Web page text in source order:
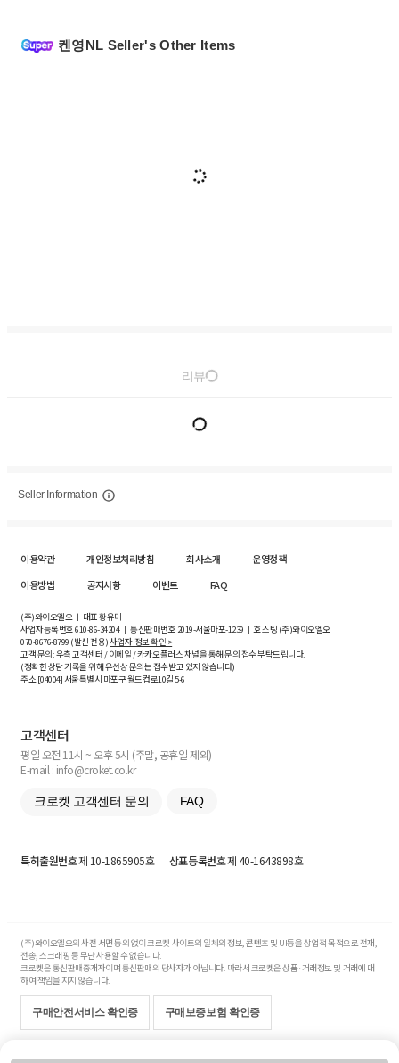
켄영NL Seller's Other Items
리뷰
Seller Information
이용약관 개인정보처리방침 회사소개
운영정책
이용방법
공지사항 이벤트 FAQ
(주)와이오엘오 ㅣ 대표 황유미
사업자등록번호610-86-34204ㅣ 통신판매번호 2019-서울마포-1239 ㅣ 호스팅 (주)와이오엘오
070-8676-8799 (발신 전용)사업자 정보 확인 >
고객 문의: 우측 고객센터 / 이메일 / 카카오플러스 채널을 통해 문의 접수 부탁드립니다.
(정확한 상담 기록을 위해 유선상 문의는 접수받고 있지 않습니다)
주소 [04004] 서울특별시 마포구 월드컵로10길5-6
고객센터
평일 오전 11시 ~ 오후 5시 (주말, 공휴일 제외)
E-mail : info@croket.co.kr
크로켓 고객센터 문의 FAQ
특허출원번호제 10-1865905호 상표등록번호제 40-1643898호
(주)와이오엘오의 사전 서면 동의 없이 크로켓 사이트의 일체의 정보, 콘텐츠 및 UI등을 상업적 목적으로 전재,
전송, 스크래핑 등 무단 사용할 수 없습니다.
크로켓은 통신판매중개자이며 통신판매의 당사자가 아닙니다. 따라서 크로켓은 상품·거래정보 및 거래에 대
하여 책임을 지지 않습니다.
구매안전서비스 확인증 구매보증보험 확인증